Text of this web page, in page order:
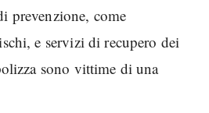
prevenzione, come
e servizi di recupero dei
sono vittime di una